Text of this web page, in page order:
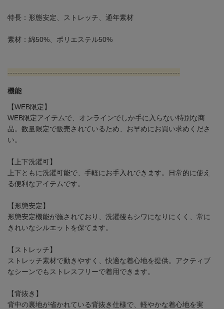
特長：形態安定、ストレッチ、通年素材
素材：綿50%、ポリエステル50%
---------------------------------------------------------------------
機能
【WEB限定】
WEB限定アイテムで、オンラインでしか手に入らない特別な商
品。数量限定で販売されているため、お早めにお買い求めくださ
い。
【上下洗濯可】
上下ともに洗濯可能で、手軽にお手入れできます。日常的に使え
る便利なアイテムです。
【形態安定】
形態安定機能が施されており、洗濯後もシワになりにくく、常に
きれいなシルエットを保てます。
【ストレッチ】
ストレッチ素材で動きやすく、快適な着心地を提供。アクティブ
なシーンでもストレスフリーで着用できます。
【背抜き】
背中の裏地が省かれている背抜き仕様で、軽やかな着心地を実